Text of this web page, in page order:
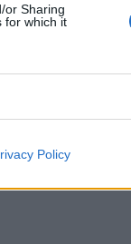
or Sharing
for which it
Policy
el sabor de
manera